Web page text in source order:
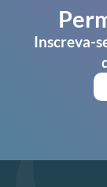
Inscreva-